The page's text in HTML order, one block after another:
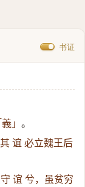
书证
義」 。
其 谊 必立魏王后
守 谊 兮，虽贫穷